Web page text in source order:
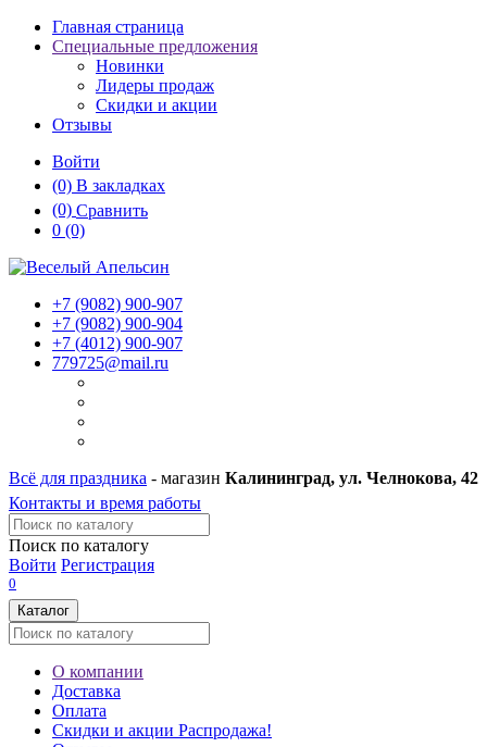
Главная страница
Специальные предложения
Новинки
Лидеры продаж
Скидки и акции
Отзывы
Войти
(0) В закладках
(0) Сравнить
0 (0)
+7 (9082) 900-907
+7 (9082) 900-904
+7 (4012) 900-907
779725@mail.ru
Всё для праздника - магазин Калининград, ул. Челнокова, 42
Контакты и время работы
Поиск по каталогу
Войти Регистрация
0
Каталог
О компании
Доставка
Оплата
Скидки и акции Распродажа!